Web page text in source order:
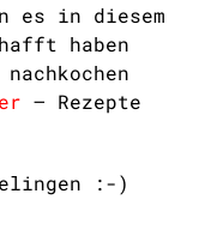
es in diesem
haben
– Rezepte
:-)